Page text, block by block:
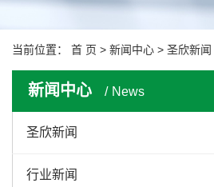
当前位置： 首 页 > 新闻中心 > 圣欣新闻
新闻中心 News
圣欣新闻
行业新闻